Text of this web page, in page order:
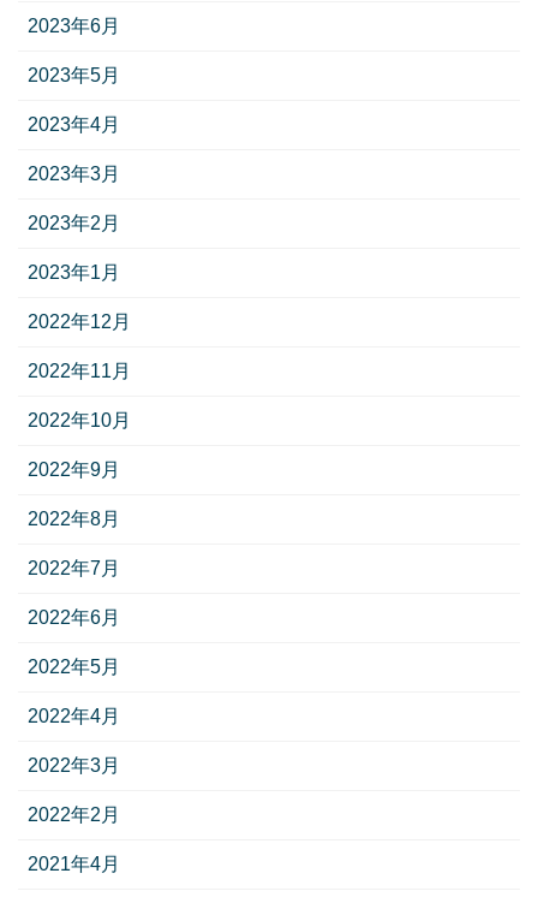
2023年6月
2023年5月
2023年4月
2023年3月
2023年2月
2023年1月
2022年12月
2022年11月
2022年10月
2022年9月
2022年8月
2022年7月
2022年6月
2022年5月
2022年4月
2022年3月
2022年2月
2021年4月